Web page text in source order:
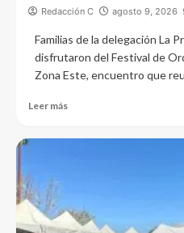
Redacción C agosto 9, 2026
Familias de la delegación La
disfrutaron del Festival de
Zona Este, encuentro que
Leer más